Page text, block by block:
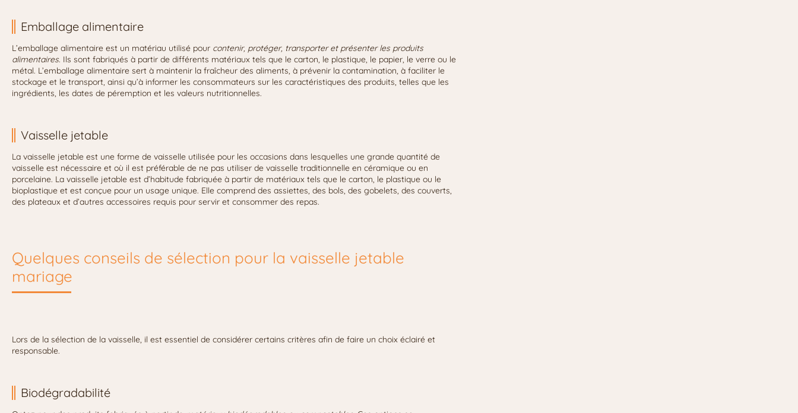
Emballage alimentaire
L’emballage alimentaire est un matériau utilisé pour contenir, protéger, transporter et présenter les produits
alimentaires. Ils sont fabriqués à partir de différents matériaux tels que le carton, le plastique, le papier, le verre ou le
métal. L’emballage alimentaire sert à maintenir la fraîcheur des aliments, à prévenir la contamination, à faciliter le
stockage et le transport, ainsi qu’à informer les consommateurs sur les caractéristiques des produits, telles que les
ingrédients, les dates de péremption et les valeurs nutritionnelles.
Vaisselle jetable
La vaisselle jetable est une forme de vaisselle utilisée pour les occasions dans lesquelles une grande quantité de
vaisselle est nécessaire et où il est préférable de ne pas utiliser de vaisselle traditionnelle en céramique ou en
porcelaine. La vaisselle jetable est d’habitude fabriquée à partir de matériaux tels que le carton, le plastique ou le
bioplastique et est conçue pour un usage unique. Elle comprend des assiettes, des bols, des gobelets, des couverts,
des plateaux et d’autres accessoires requis pour servir et consommer des repas.
Quelques conseils de sélection pour la vaisselle jetable
mariage
Lors de la sélection de la vaisselle, il est essentiel de considérer certains critères afin de faire un choix éclairé et
responsable.
Biodégradabilité